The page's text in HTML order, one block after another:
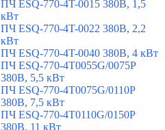
ПЧ ESQ-770-4T-0015 380В, 1,5
кВт
ПЧ ESQ-770-4T-0022 380В, 2,2
кВт
ПЧ ESQ-770-4T-0040 380В, 4 кВт
ПЧ ESQ-770-4T0055G/0075P
380В, 5,5 кВт
ПЧ ESQ-770-4T0075G/0110P
380В, 7,5 кВт
ПЧ ESQ-770-4T0110G/0150P
380В, 11 кВт